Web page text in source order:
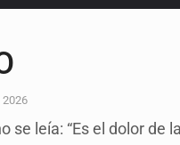
a mujer en su
anticipa más detenciones
restablecimiento de
2026
se leía: “Es el dolor